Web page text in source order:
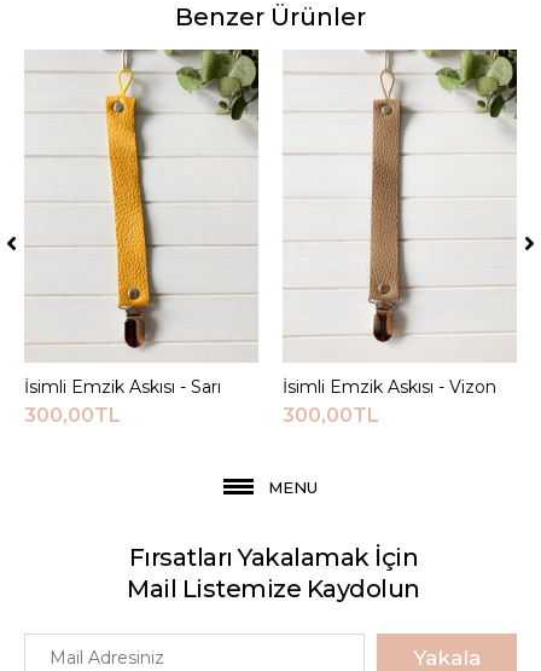
Benzer Ürünler
Sepete Ekle
İsimli Emzik Askısı - Sarı
300,00TL
Sepete Ekle
İsimli Emzik Askısı - Vizon
300,00TL
MENU
Fırsatları Yakalamak İçin
Mail Listemize Kaydolun
Yakala